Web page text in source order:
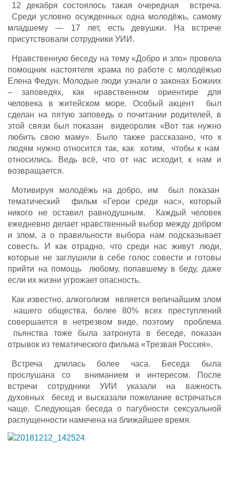
12 декабря состоялось такая очередная встреча.
Среди условно осужденных одна молодёжь, самому
младшему — 17 лет, есть девушки. На встрече
присутствовали сотрудники УИИ.
Нравственную беседу на тему «Добро и зло» провела
помощник настоятеля храма по работе с молодёжью
Елена Федун. Молодые люди узнали о законах Божиих
– заповедях, как нравственном ориентире для
человека в житейском море. Особый акцент был
сделан на пятую заповедь о почитании родителей, в
этой связи был показан видеоролик «Вот так нужно
любить свою маму». Было также рассказано, что к
людям нужно относится так, как хотим, чтобы к нам
относились. Ведь всё, что от нас исходит, к нам и
возвращается.
Мотивируя молодёжь на добро, им был показан
тематический фильм «Герои среди нас», который
никого не оставил равнодушным. Каждый человек
ежедневно делает нравственный выбор между добром
и злом, а о правильности выбора нам подсказывает
совесть. И как отрадно, что среди нас живут люди,
которые не заглушили в себе голос совести и готовы
прийти на помощь любому, попавшему в беду, даже
если их жизни угрожает опасность.
Как известно, алкоголизм является величайшим злом
нашего общества, более 80% всех преступлений
совершается в нетрезвом виде, поэтому проблема
пьянства тоже была затронута в беседе, показан
отрывок из тематического фильма «Трезвая Россия».
Встреча длилась более часа. Беседа была
прослушана со вниманием и интересом. После
встречи сотрудники УИИ указали на важность
духовных бесед и высказали пожелание встречаться
чаще. Следующая беседа о пагубности сексуальной
распущенности намечена на ближайшее время.